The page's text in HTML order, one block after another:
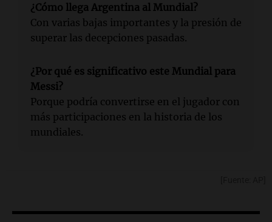
¿Cómo llega Argentina al Mundial?
Con varias bajas importantes y la presión de
superar las decepciones pasadas.
¿Por qué es significativo este Mundial para
Messi?
Porque podría convertirse en el jugador con
más participaciones en la historia de los
mundiales.